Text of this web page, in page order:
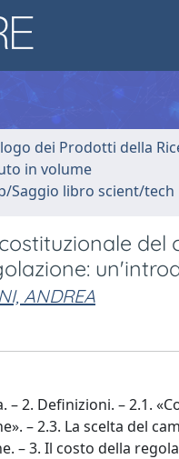
dei Prodotti della
in volume
Saggio libro scient/tech
del
ANDREA
– 2. Definizioni. – 2.1.
– 2.3. La scelta del
– 3. Il costo della